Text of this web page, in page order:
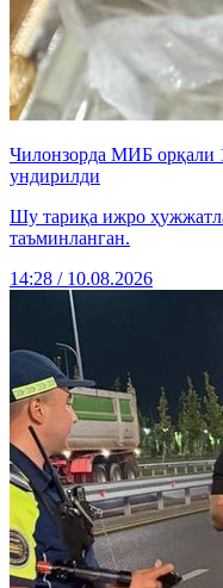
Чилонзорда МИБ орқали
ундирилди
Шу тариқа ижро
таъминланган.
14:28 / 10.08.2026